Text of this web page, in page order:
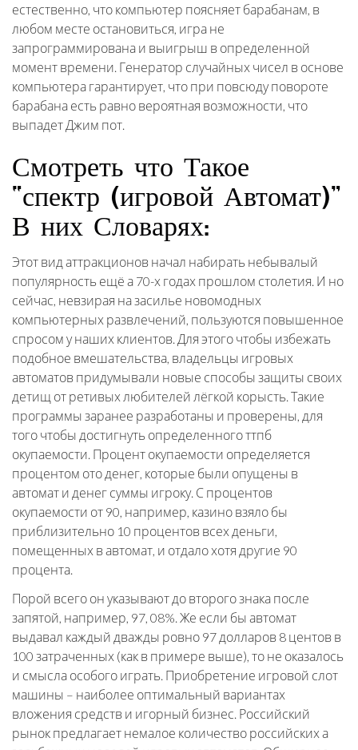
естественно, что компьютер поясняет барабанам, в
любом месте остановиться, игра не
запрограммирована и выигрыш в определенной
момент времени. Генератор случайных чисел в основе
компьютера гарантирует, что при повсюду повороте
барабана есть равно вероятная возможности, что
выпадет Джим пот.
Смотреть что Такое
“спектр (игровой Автомат)”
В них Словарях:
Этот вид аттракционов начал набирать небывалый
популярность ещё а 70-х годах прошлом столетия. И но
сейчас, невзирая на засилье новомодных
компьютерных развлечений, пользуются повышенное
спросом у наших клиентов. Для этого чтобы избежать
подобное вмешательства, владельцы игровых
автоматов придумывали новые способы защиты своих
детищ от ретивых любителей лёгкой корысть. Такие
программы заранее разработаны и проверены, для
того чтобы достигнуть определенного ттпб
окупаемости. Процент окупаемости определяется
процентом ото денег, которые были опущены в
автомат и денег суммы игроку. С процентов
окупаемости от 90, например, казино взяло бы
приблизительно 10 процентов всех деньги,
помещенных в автомат, и отдало хотя другие 90
процента.
Порой всего он указывают до второго знака после
запятой, например, 97, 08%. Же если бы автомат
выдавал каждый дважды ровно 97 долларов 8 центов в
100 затраченных (как в примере выше), то не оказалось
и смысла особого играть. Приобретение игровой слот
машины – наиболее оптимальный вариантах
вложения средств и игорный бизнес. Российский
рынок предлагает немалое количество российских а